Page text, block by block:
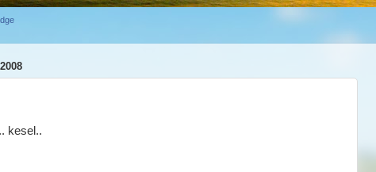
kesel..